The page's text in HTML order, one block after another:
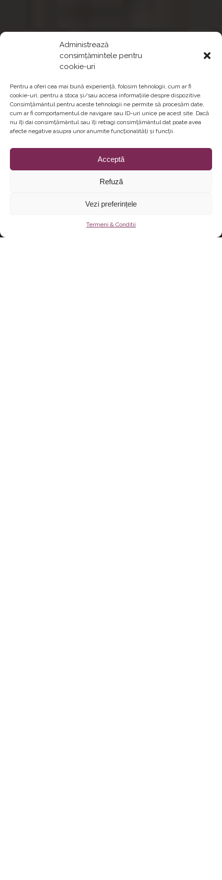
Administrează
consimțămintele pentru
cookie-uri
Pentru a oferi cea mai bună experiență, folosim tehnologii, cum ar fi
cookie-uri, pentru a stoca și/sau accesa informațiile despre dispozitive.
Consimțământul pentru aceste tehnologii ne permite să procesăm date,
cum ar fi comportamentul de navigare sau ID-uri unice pe acest site. Dacă
nu îți dai consimțământul sau îți retragi consimțământul dat poate avea
afecte negative asupra unor anumite funcționalități și funcții.
Acceptă
Refuză
Vezi preferințele
Termeni & Conditii